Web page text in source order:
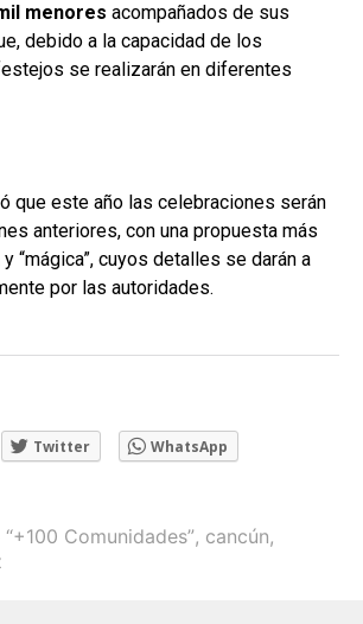
menores acompañados de sus
debido a la capacidad de los
se realizarán en diferentes
que este año las celebraciones serán
anteriores, con una propuesta más
“mágica”, cuyos detalles se darán a
por las autoridades.
Twitter WhatsApp
“+100 Comunidades”, cancún,